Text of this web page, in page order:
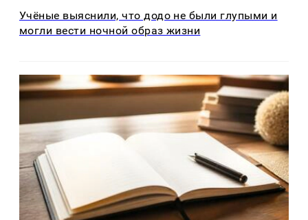
Учёные выяснили, что додо не были глупыми и
могли вести ночной образ жизни